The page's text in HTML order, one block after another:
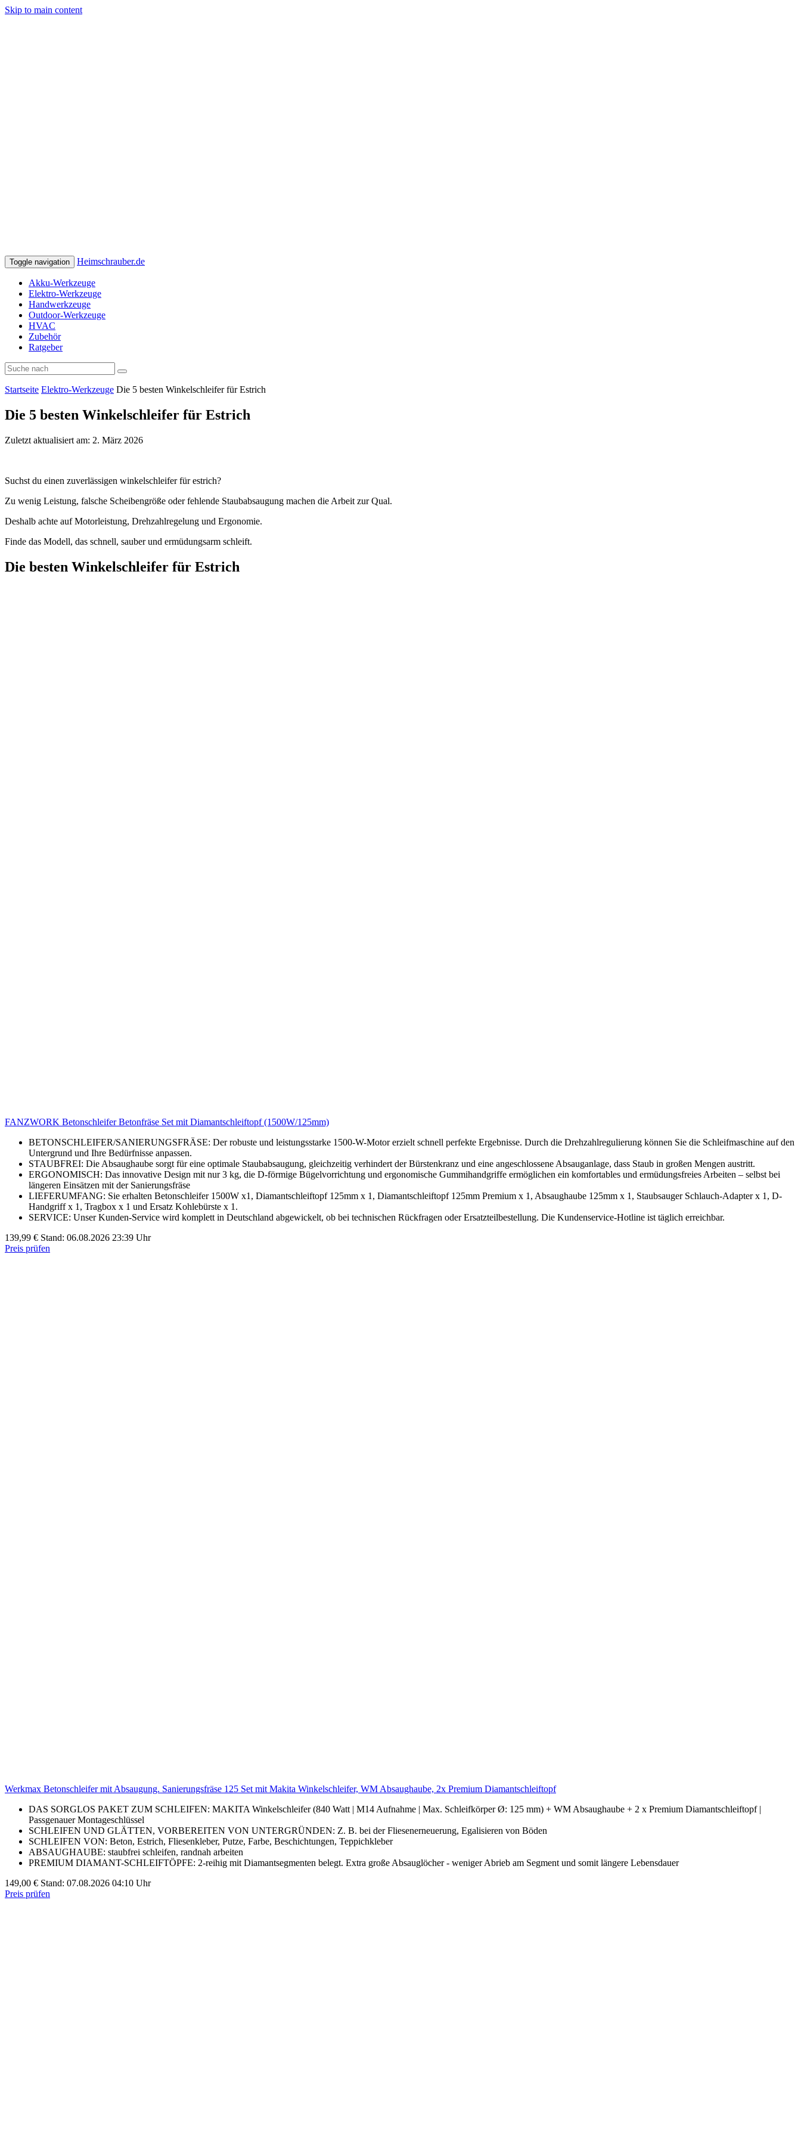
Skip to main content
Toggle navigation Heimschrauber.de
Akku-Werkzeuge
Elektro-Werkzeuge
Handwerkzeuge
Outdoor-Werkzeuge
HVAC
Zubehör
Ratgeber
Startseite Elektro-Werkzeuge Die 5 besten Winkelschleifer für Estrich
Die 5 besten Winkelschleifer für Estrich
Zuletzt aktualisiert am: 2. März 2026
Suchst du einen zuverlässigen winkelschleifer für estrich?
Zu wenig Leistung, falsche Scheibengröße oder fehlende Staubabsaugung machen die Arbeit zur Qual.
Deshalb achte auf Motorleistung, Drehzahlregelung und Ergonomie.
Finde das Modell, das schnell, sauber und ermüdungsarm schleift.
Die besten Winkelschleifer für Estrich
FANZWORK Betonschleifer Betonfräse Set mit Diamantschleiftopf (1500W/125mm)
BETONSCHLEIFER/SANIERUNGSFRÄSE: Der robuste und leistungsstarke 1500-W-Motor erzielt schnell perfekte Ergebnisse. Durch die Drehzahlregulierung können Sie die Schleifmaschine auf den
Untergrund und Ihre Bedürfnisse anpassen.
STAUBFREI: Die Absaughaube sorgt für eine optimale Staubabsaugung, gleichzeitig verhindert der Bürstenkranz und eine angeschlossene Absauganlage, dass Staub in großen Mengen austritt.
ERGONOMISCH: Das innovative Design mit nur 3 kg, die D-förmige Bügelvorrichtung und ergonomische Gummihandgriffe ermöglichen ein komfortables und ermüdungsfreies Arbeiten – selbst bei
längeren Einsätzen mit der Sanierungsfräse
LIEFERUMFANG: Sie erhalten Betonschleifer 1500W x1, Diamantschleiftopf 125mm x 1, Diamantschleiftopf 125mm Premium x 1, Absaughaube 125mm x 1, Staubsauger Schlauch-Adapter x 1, D-
Handgriff x 1, Tragbox x 1 und Ersatz Kohlebürste x 1.
SERVICE: Unser Kunden-Service wird komplett in Deutschland abgewickelt, ob bei technischen Rückfragen oder Ersatzteilbestellung. Die Kundenservice-Hotline ist täglich erreichbar.
139,99 € Stand: 06.08.2026 23:39 Uhr
Preis prüfen
Werkmax Betonschleifer mit Absaugung. Sanierungsfräse 125 Set mit Makita Winkelschleifer, WM Absaughaube, 2x Premium Diamantschleiftopf
DAS SORGLOS PAKET ZUM SCHLEIFEN: MAKITA Winkelschleifer (840 Watt | M14 Aufnahme | Max. Schleifkörper Ø: 125 mm) + WM Absaughaube + 2 x Premium Diamantschleiftopf |
Passgenauer Montageschlüssel
SCHLEIFEN UND GLÄTTEN, VORBEREITEN VON UNTERGRÜNDEN: Z. B. bei der Fliesenerneuerung, Egalisieren von Böden
SCHLEIFEN VON: Beton, Estrich, Fliesenkleber, Putze, Farbe, Beschichtungen, Teppichkleber
ABSAUGHAUBE: staubfrei schleifen, randnah arbeiten
PREMIUM DIAMANT-SCHLEIFTÖPFE: 2-reihig mit Diamantsegmenten belegt. Extra große Absauglöcher - weniger Abrieb am Segment und somit längere Lebensdauer
149,00 € Stand: 07.08.2026 04:10 Uhr
Preis prüfen